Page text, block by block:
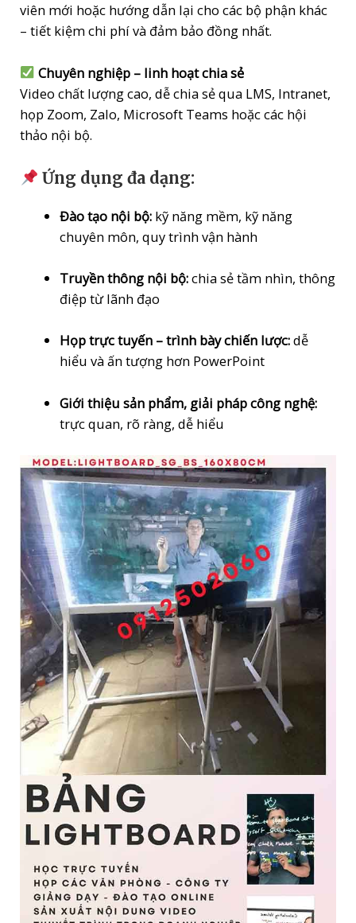
viên mới hoặc hướng dẫn lại cho các bộ phận khác
– tiết kiệm chi phí và đảm bảo đồng nhất.
Chuyên nghiệp – linh hoạt chia sẻ
Video chất lượng cao, dễ chia sẻ qua LMS, Intranet,
họp Zoom, Zalo, Microsoft Teams hoặc các hội
thảo nội bộ.
Ứng dụng đa dạng:
Đào tạo nội bộ:kỹ năng mềm, kỹ năng
chuyên môn, quy trình vận hành
Truyền thông nội bộ:chia sẻ tầm nhìn, thông
điệp từ lãnh đạo
Họp trực tuyến – trình bày chiến lược:dễ
hiểu và ấn tượng hơn PowerPoint
Giới thiệu sản phẩm, giải pháp công nghệ:
trực quan, rõ ràng, dễ hiểu